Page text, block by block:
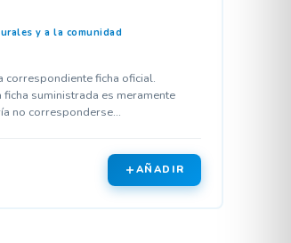
y a la comunidad
correspondiente ficha oficial.
suministrada es meramente
no corresponderse...
AÑADIR